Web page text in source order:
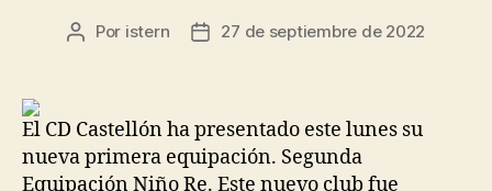
Autor
Por istern
Fecha27 de septiembre de 2022
El CD Castellón ha presentado este lunes su
nueva primera equipación. Segunda
Equipación Niño Re. Este nuevo club fue